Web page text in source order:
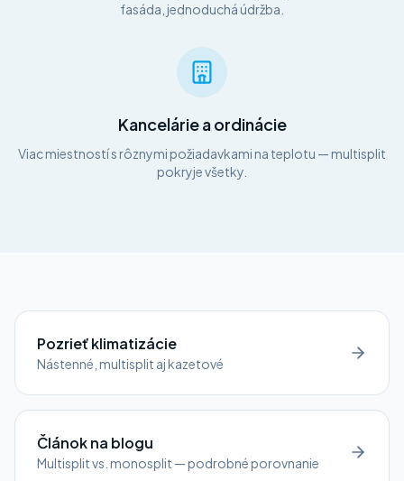
fasáda, jednoduchá údržba.
Kancelárie a ordinácie
Viac miestností s rôznymi požiadavkami na teplotu — multisplit
pokryje všetky.
Pozrieť klimatizácie
Nástenné, multisplit aj kazetové
Článok na blogu
Multisplit vs. monosplit — podrobné porovnanie